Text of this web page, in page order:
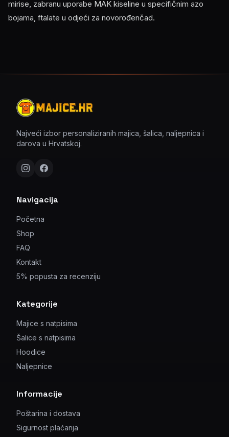
mirise, zabranu uporabe MAK kiseline u specifičnim azo
bojama, ftalate u odjeći za novorođenčad.
Najveći izbor personaliziranih majica, šalica, naljepnica i
darova u Hrvatskoj.
Navigacija
Početna
Shop
FAQ
Kontakt
5% popusta za recenziju
Kategorije
Majice s natpisima
Šalice s natpisima
Hoodice
Naljepnice
Informacije
Poštarina i dostava
Sigurnost plaćanja